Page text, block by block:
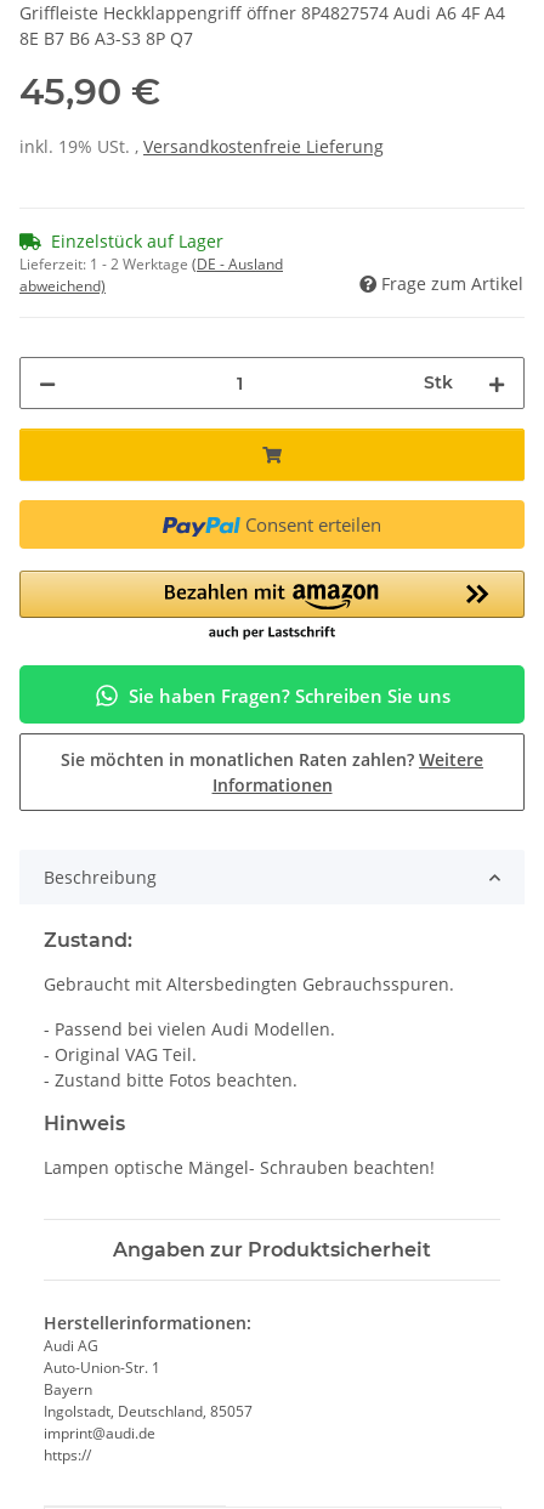
Griffleiste Heckklappengriff öffner 8P4827574 Audi A6 4F A4
8E B7 B6 A3-S3 8P Q7
45,90 €
inkl. 19% USt. , Versandkostenfreie Lieferung
Einzelstück auf Lager
Lieferzeit: 1 - 2 Werktage (DE - Ausland
abweichend)
Frage zum Artikel
Stk
Consent erteilen
Sie haben Fragen? Schreiben Sie uns
Sie möchten in monatlichen Raten zahlen? Weitere
Informationen
Beschreibung
Zustand:
Gebraucht mit Altersbedingten Gebrauchsspuren.
- Passend bei vielen Audi Modellen.
- Original VAG Teil.
- Zustand bitte Fotos beachten.
Hinweis
Lampen optische Mängel- Schrauben beachten!
Angaben zur Produktsicherheit
Herstellerinformationen:
Audi AG
Auto-Union-Str. 1
Bayern
Ingolstadt, Deutschland, 85057
imprint@audi.de
https://